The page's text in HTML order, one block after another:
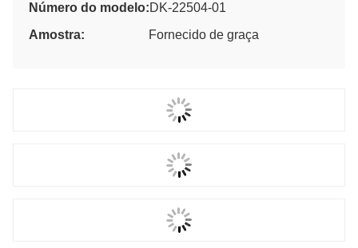
Número do modelo:DK-22504-01
Amostra:
Fornecido de graça